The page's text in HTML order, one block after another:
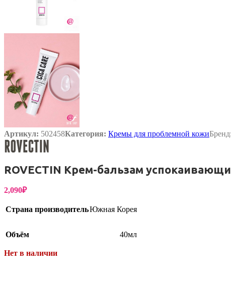
Артикул: 502458Категория: Кремы для проблемной кожиБренд:
ROVECTIN Крем-бальзам
2,090₽
Страна производительЮжная Корея
Объём 40мл
Нет в наличии